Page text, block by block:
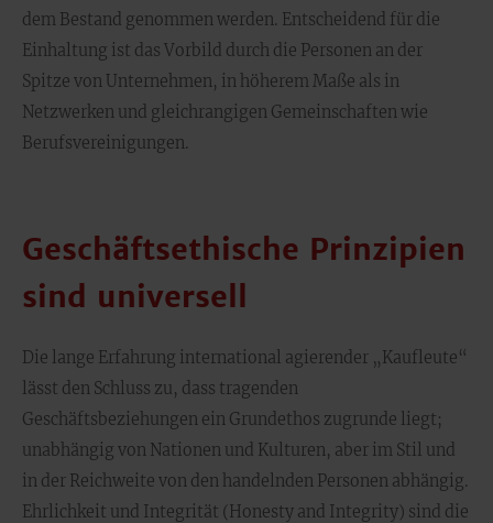
dem Bestand genommen werden. Entscheidend für die
Einhaltung ist das Vorbild durch die Personen an der
Spitze von Unternehmen, in höherem Maße als in
Netzwerken und gleichrangigen Gemeinschaften wie
Berufsvereinigungen.
Geschäftsethische Prinzipien
sind universell
Die lange Erfahrung international agierender „Kaufleute“
lässt den Schluss zu, dass tragenden
Geschäftsbeziehungen ein Grundethos zugrunde liegt;
unabhängig von Nationen und Kulturen, aber im Stil und
in der Reichweite von den handelnden Personen abhängig.
Ehrlichkeit und Integrität (Honesty and Integrity) sind die